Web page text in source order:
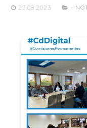
23.08.2023 -